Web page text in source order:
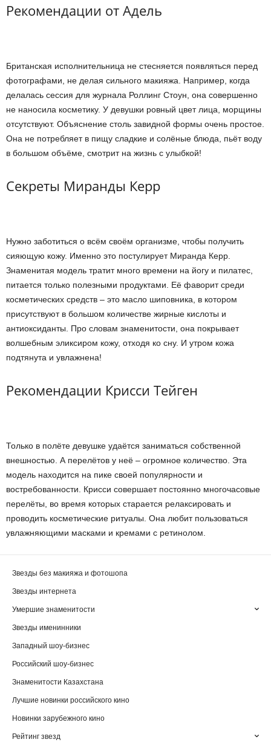
Рекомендации от Адель
Британская исполнительница не стесняется появляться перед
фотографами, не делая сильного макияжа. Например, когда
делалась сессия для журнала Роллинг Стоун, она совершенно
не наносила косметику. У девушки ровный цвет лица, морщины
отсутствуют. Объяснение столь завидной формы очень простое.
Она не потребляет в пищу сладкие и солёные блюда, пьёт воду
в большом объёме, смотрит на жизнь с улыбкой!
Секреты Миранды Керр
Нужно заботиться о всём своём организме, чтобы получить
сияющую кожу. Именно это постулирует Миранда Керр.
Знаменитая модель тратит много времени на йогу и пилатес,
питается только полезными продуктами. Её фаворит среди
косметических средств – это масло шиповника, в котором
присутствуют в большом количестве жирные кислоты и
антиоксиданты. Про словам знаменитости, она покрывает
волшебным эликсиром кожу, отходя ко сну. И утром кожа
подтянута и увлажнена!
Рекомендации Крисси Тейген
Только в полёте девушке удаётся заниматься собственной
внешностью. А перелётов у неё – огромное количество. Эта
модель находится на пике своей популярности и
востребованности. Крисси совершает постоянно многочасовые
перелёты, во время которых старается релаксировать и
проводить косметические ритуалы. Она любит пользоваться
увлажняющими масками и кремами с ретинолом.
Звезды без макияжа и фотошопа
Звезды интернета
Умершие знаменитости
Звезды именинники
Западный шоу-бизнес
Российский шоу-бизнес
Знаменитости Казахстана
Лучшие новинки российского кино
Новинки зарубежного кино
Рейтинг звезд